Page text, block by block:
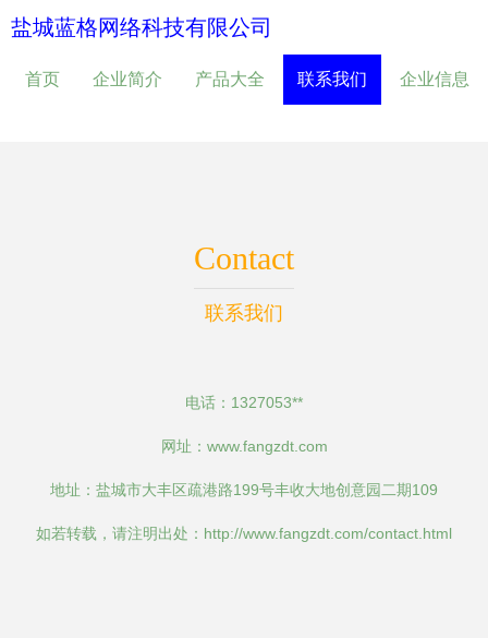
盐城蓝格网络科技有限公司
首页 企业简介 产品大全 联系我们 企业信息
Contact
联系我们
电话：1327053**
网址： www.fangzdt.com
地址：盐城市大丰区疏港路199号丰收大地创意园二期109
如若转载，请注明出处：http://www.fangzdt.com/contact.html